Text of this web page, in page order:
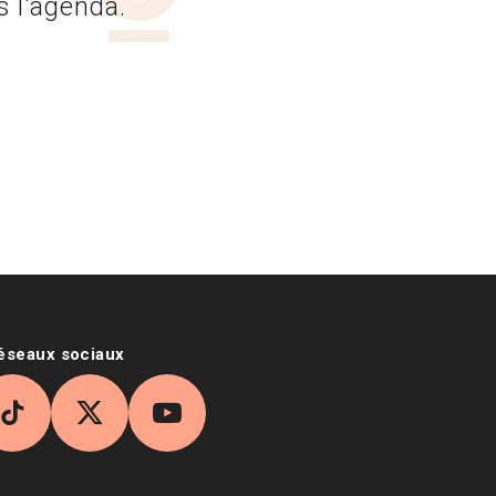
l'agenda.
sociaux
TikTokX YouTube